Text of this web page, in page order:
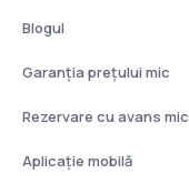
Blogul
Garanția prețului mic
Rezervare cu avans mic
Aplicație mobilă